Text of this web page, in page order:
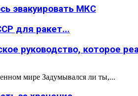
эвакуировать МКС
для ракет...
руководство, которое
мире Задумывался ли ты,...